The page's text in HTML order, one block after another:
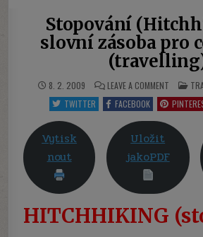
Stopování
slovní zásoba pro
8. 2. 2009 LEAVE A COMMENT
-
ZÁSOBA
PRO
IN
TWITTER
FACEBOOK
Vytisk
nout
Uložit
jakoPDF
HITCHHIKING